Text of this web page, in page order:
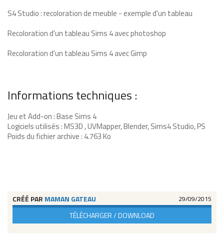
S4 Studio : recoloration de meuble - exemple d'un tableau
Recoloration d'un tableau Sims 4 avec photoshop
Recoloration d'un tableau Sims 4 avec Gimp
Informations techniques :
Jeu et Add-on : Base Sims 4
Logiciels utilisés : MS3D , UVMapper, Blender, Sims4 Studio, PS
Poids du fichier archive : 4.763 Ko
CRÉÉ PAR MAMAN GATEAU 29/09/2015
TÉLÉCHARGER / DOWNLOAD